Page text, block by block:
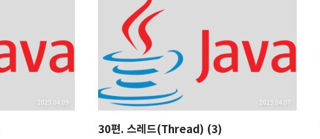
2023.04.09
30편. 스레드(Thread) (3)
2023.04.07